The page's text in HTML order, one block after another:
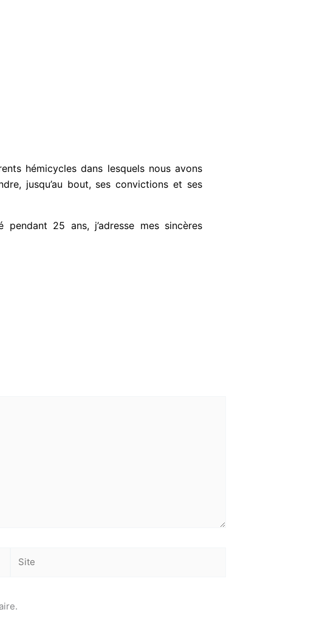
hémicycles dans lesquels nous avons
jusqu’au bout, ses convictions et ses
25 ans, j’adresse mes sincères